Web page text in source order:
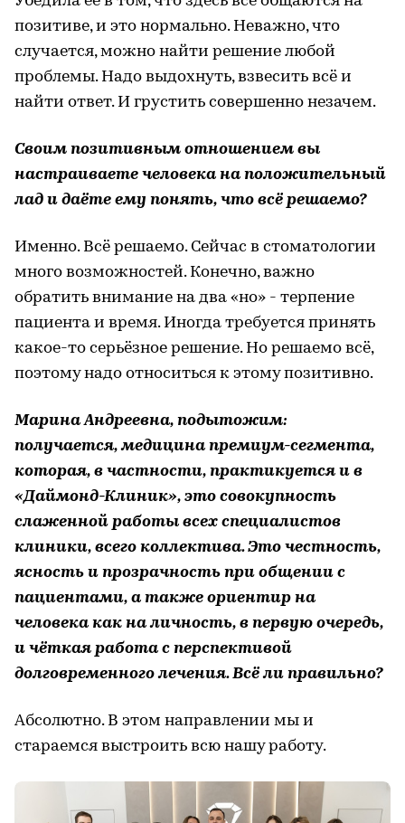
позитиве, и это нормально. Неважно, что
случается, можно найти решение любой
проблемы. Надо выдохнуть, взвесить всё и
найти ответ. И грустить совершенно незачем.
Своим позитивным отношением вы
настраиваете человека на положительный
лад и даёте ему понять, что всё решаемо?
Именно. Всё решаемо. Сейчас в стоматологии
много возможностей. Конечно, важно
обратить внимание на два «но» - терпение
пациента и время. Иногда требуется принять
какое-то серьёзное решение. Но решаемо всё,
поэтому надо относиться к этому позитивно.
Марина Андреевна, подытожим:
получается, медицина премиум-сегмента,
которая, в частности, практикуется и в
«Даймонд-Клиник», это совокупность
слаженной работы всех специалистов
клиники, всего коллектива. Это честность,
ясность и прозрачность при общении с
пациентами, а также ориентир на
человека как на личность, в первую очередь,
и чёткая работа с перспективой
долговременного лечения. Всё ли правильно?
Абсолютно. В этом направлении мы и
стараемся выстроить всю нашу работу.